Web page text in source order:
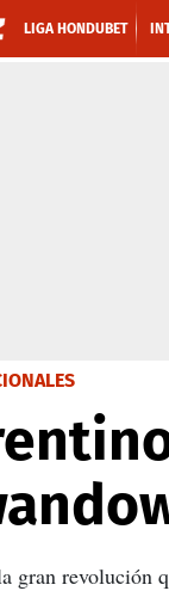
LIGA HONDUBET
gran revolución